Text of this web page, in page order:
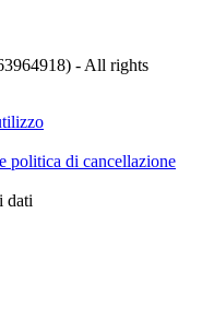
- All rights
politica di cancellazione
dati